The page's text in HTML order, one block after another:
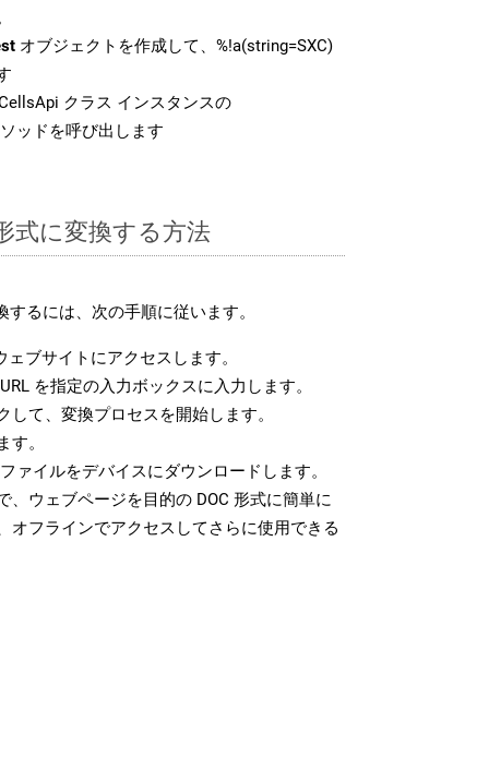
オブジェクトを作成して、%!a(string=SXC)
クラス インスタンスの
ソッドを呼び出します
式に変換する方法
るには、次の手順に従います。
ェブサイトにアクセスします。
を指定の入力ボックスに入力します。
して、変換プロセスを開始します。
。
ァイルをデバイスにダウンロードします。
、ウェブページを目的の DOC 形式に簡単に
オフラインでアクセスしてさらに使用できる